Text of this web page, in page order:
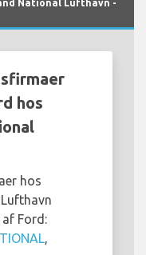
National Lufthavn -
hos
hos
Ford:
,